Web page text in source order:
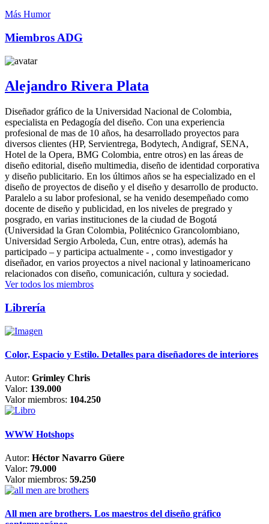
Más Humor
Miembros ADG
Alejandro Rivera Plata
Diseñador gráfico de la Universidad Nacional de Colombia,
especialista en Pedagogía del diseño. Con una experiencia
profesional de mas de 10 años, ha desarrollado proyectos para
diversos clientes (HP, Servientrega, Bodytech, Andigraf, SENA,
Hotel de la Opera, BMG Colombia, entre otros) en las áreas de
diseño editorial, diseño multimedia, diseño de identidad corporativa
y diseño publicitario. En los últimos años se ha especializado en el
diseño de proyectos de diseño y el diseño y desarrollo de producto.
Paralelo a su labor profesional, se ha venido desempeñado como
docente de diseño y publicidad, en los niveles de pregrado y
posgrado, en varias instituciones de la ciudad de Bogotá
(Universidad la Gran Colombia, Politécnico Grancolombiano,
Universidad Sergio Arboleda, Cun, entre otras), además ha
participado – y participa actualmente - , como investigador y
diseñador, en varios proyectos a nivel nacional y latinoamericano
relacionados con diseño, comunicación, cultura y sociedad.
Ver todos los miembros
Librería
Color, Espacio y Estilo. Detalles para diseñadores de interiores
Autor: Grimley Chris
Valor: 139.000
Valor miembros: 104.250
WWW Hotshops
Autor: Héctor Navarro Güere
Valor: 79.000
Valor miembros: 59.250
All men are brothers. Los maestros del diseño gráfico